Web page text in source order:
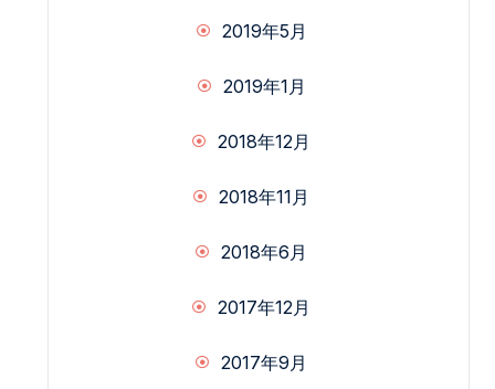
2019年5月
2019年1月
2018年12月
2018年11月
2018年6月
2017年12月
2017年9月